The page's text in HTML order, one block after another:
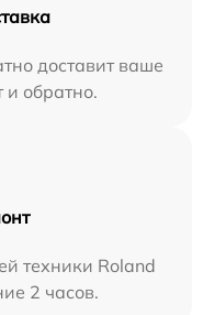
доставит ваше
и обратно.
техники Roland
2 часов.